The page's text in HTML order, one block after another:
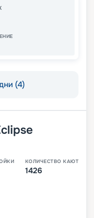
(4)
КОЛИЧЕСТВО КАЮТ
1426